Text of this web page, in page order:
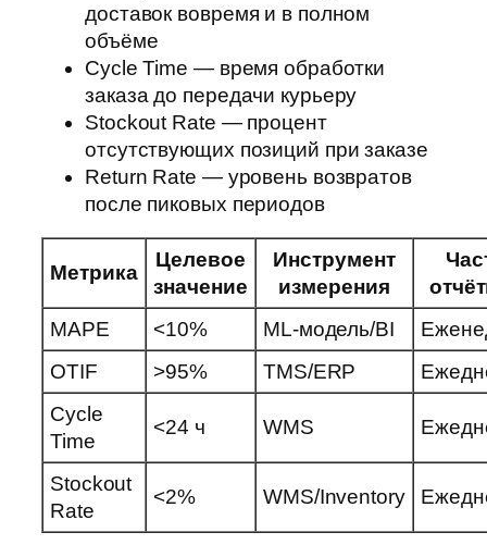
доставок вовремя и в полном
объёме
Cycle Time — время обработки
заказа до передачи курьеру
Stockout Rate — процент
отсутствующих позиций при заказе
Return Rate — уровень возвратов
после пиковых периодов
Метрика
Целевое
значение
Инструмент
измерения
MAPE
<10% ML-модель/BI
OTIF
>95% TMS/ERP
Cycle
Time
<24 ч WMS
Stockout
Rate
<2% WMS/Inventory